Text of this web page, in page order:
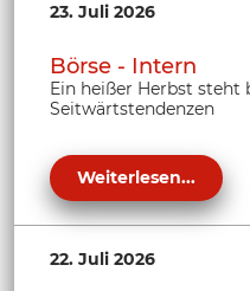
23. Juli 2026
Börse - Intern
Ein heißer Herbst steht
Seitwärtstendenzen
Weiterlesen...
22. Juli 2026